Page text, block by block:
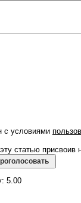
с условиями
статью
5.00